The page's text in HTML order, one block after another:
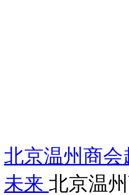
北京温州商
未来 北京温